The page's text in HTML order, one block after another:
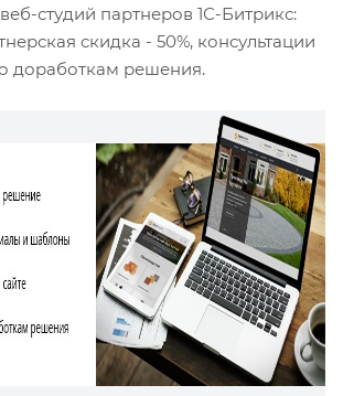
студий партнеров 1С-Битрикс:
скидка - 50%, консультации
доработкам решения.